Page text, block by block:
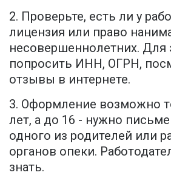
2. Проверьте, есть ли у
лицензия или право
несовершеннолетних. Для
попросить ИНН, ОГРН,
отзывы в интернете.
3. Оформление возможно
лет, а до 16 - нужно
одного из родителей или
органов опеки.
знать.